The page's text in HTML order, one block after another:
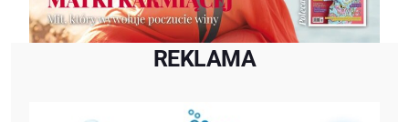
REKLAMA